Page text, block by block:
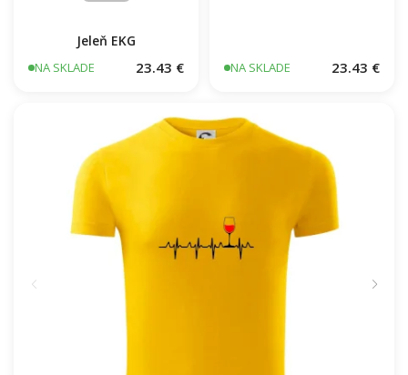
Jeleň EKG
NA SKLADE 23.43 € NA SKLADE 23.43 €